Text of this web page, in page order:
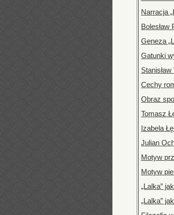
Narracja
Bolesław
Geneza
Gatunki
Cechy
Obraz
Tomasz
Izabela
Julian
Motyw
Motyw
„Lalka”
„Lalka”